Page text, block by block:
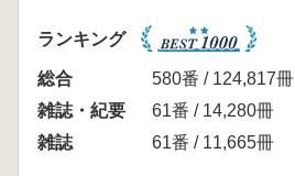
ランキング
総合
580番 / 124,817冊
雑誌・紀要
61番 / 14,280冊
雑誌
61番 / 11,665冊